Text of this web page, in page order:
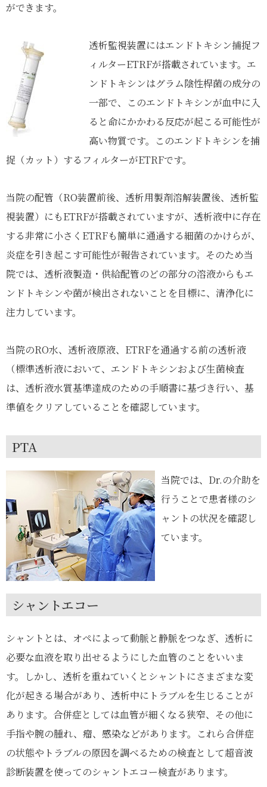
ができます。
透析監視装置にはエンドトキシン捕捉フ
ィルターETRFが搭載されています。エ
ンドトキシンはグラム陰性桿菌の成分の
一部で、このエンドトキシンが血中に入
ると命にかかわる反応が起こる可能性が
高い物質です。このエンドトキシンを捕
捉（カット）するフィルターがETRFです。
当院の配管（RO装置前後、透析用製剤溶解装置後、透析監
視装置）にもETRFが搭載されていますが、透析液中に存在
する非常に小さくETRFも簡単に通過する細菌のかけらが、
炎症を引き起こす可能性が報告されています。そのため当
院では、透析液製造・供給配管のどの部分の溶液からもエ
ンドトキシンや菌が検出されないことを目標に、清浄化に
注力しています。
当院のRO水、透析液原液、ETRFを通過する前の透析液
（標準透析液において、エンドトキシンおよび生菌検査
は、透析液水質基準達成のための手順書に基づき行い、基
準値をクリアしていることを確認しています。
PTA
当院では、Dr.の介助を
行うことで患者様のシ
ャントの状況を確認し
ています。
シャントエコー
シャントとは、オペによって動脈と静脈をつなぎ、透析に
必要な血液を取り出せるようにした血管のことをいいま
す。しかし、透析を重ねていくとシャントにさまざまな変
化が起きる場合があり、透析中にトラブルを生じることが
あります。合併症としては血管が細くなる狭窄、その他に
手指や腕の腫れ、瘤、感染などがあります。これら合併症
の状態やトラブルの原因を調べるための検査として超音波
診断装置を使ってのシャントエコー検査があります。